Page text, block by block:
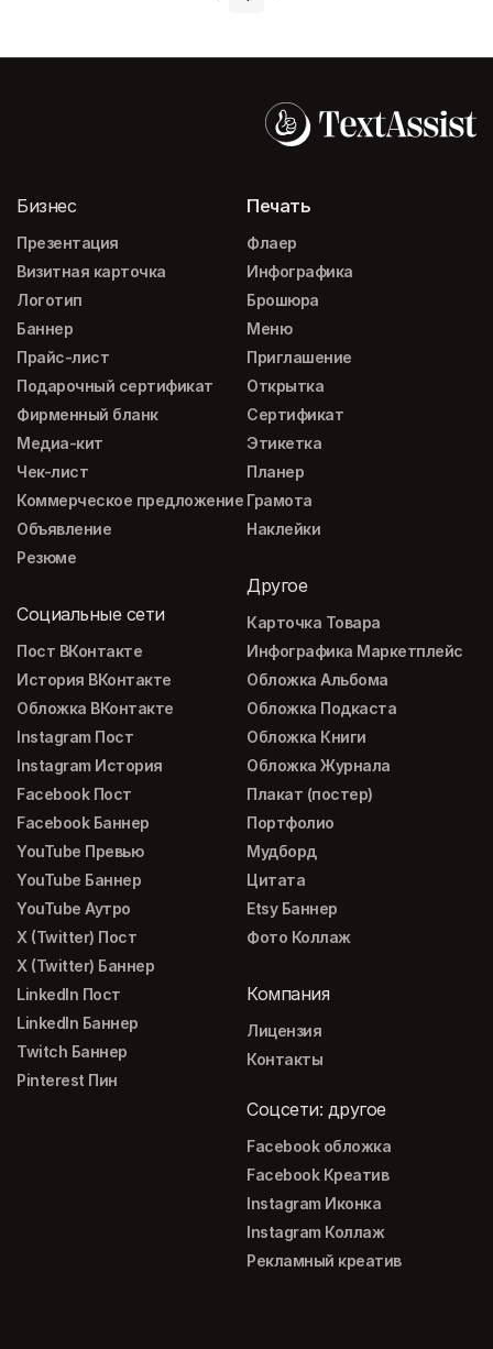
Бизнес
Презентация
Визитная карточка
Логотип
Баннер
Прайс-лист
Подарочный сертификат
Фирменный бланк
Медиа-кит
Чек-лист
Коммерческое предложение
Объявление
Резюме
Социальные сети
Пост ВКонтакте
История ВКонтакте
Обложка ВКонтакте
Instagram Пост
Instagram История
Facebook Пост
Facebook Баннер
YouTube Превью
YouTube Баннер
YouTube Аутро
X (Twitter) Пост
X (Twitter) Баннер
LinkedIn Пост
LinkedIn Баннер
Twitch Баннер
Pinterest Пин
Печать
Флаер
Инфографика
Брошюра
Меню
Приглашение
Открытка
Сертификат
Этикетка
Планер
Грамота
Наклейки
Другое
Карточка Товара
Инфографика Маркетплейс
Обложка Альбома
Обложка Подкаста
Обложка Книги
Обложка Журнала
Плакат (постер)
Портфолио
Мудборд
Цитата
Etsy Баннер
Фото Коллаж
Компания
Лицензия
Контакты
Соцсети: другое
Facebook обложка
Facebook Креатив
Instagram Иконка
Instagram Коллаж
Рекламный креатив